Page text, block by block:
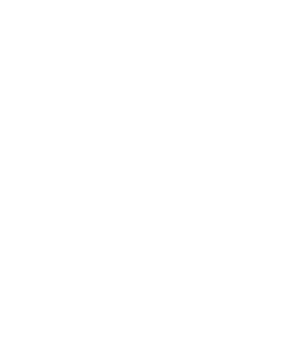
륨을 추적하고 최적화할 수 있는
니다. 분석가가 데이터를 즉시
행 가능한 인사이트를 제공할 수
복잡한 데이터 모델링이 오래 걸
시각화 템플릿은 세
기회를 검토하고 추적할 수 있는